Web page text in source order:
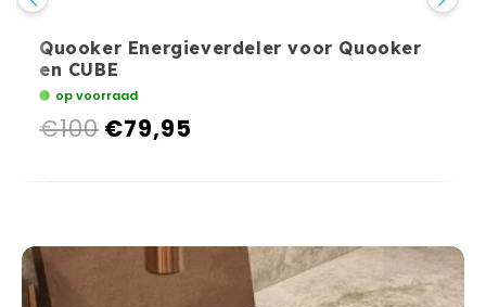
Quooker Energieverdeler voor Quooker
en CUBE
op voorraad
Normale
€100 Aanbiedingsprijs
€79,95